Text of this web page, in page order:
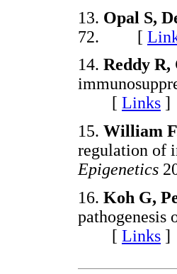
13. Opal S,
72. [
14. Reddy R,
[ Links ]
15. William
regulation of
Epigenetics
16. Koh G,
pathogenesis
[ Links ]